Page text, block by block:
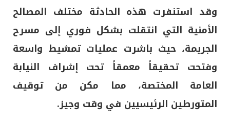
وقد استنفرت هذه الحادثة مختلف المصالح
الأمنية التي انتقلت بشكل فوري إلى مسرح
الجريمة، حيث باشرت عمليات تمشيط واسعة
وفتحت تحقيقاً معمقاً تحت إشراف النيابة
العامة المختصة، مما مكن من توقيف
المتورطين الرئيسيين في وقت وجيز.